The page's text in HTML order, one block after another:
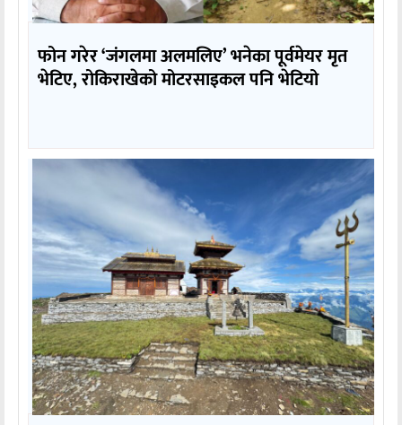
फोन गरेर ‘जंगलमा अलमलिए’ भनेका पूर्वमेयर मृत
भेटिए, रोकिराखेको मोटरसाइकल पनि भेटियो